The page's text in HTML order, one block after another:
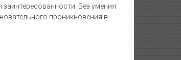
Без умения
проникновения в